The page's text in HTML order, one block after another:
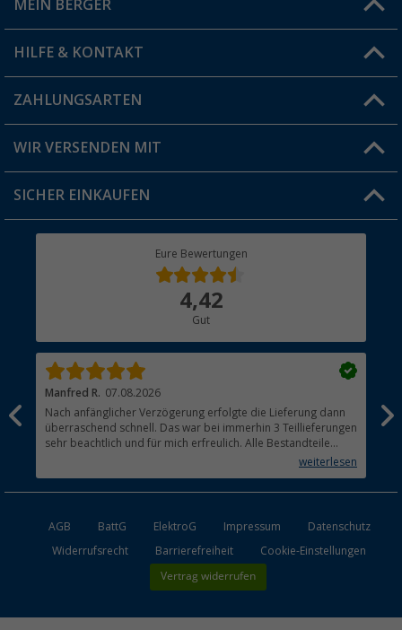
Filiale finden
MEIN BERGER
Vorteilskarte
Blog
Jobs & Karriere
HILFE & KONTAKT
FAQ & Kontakt
Versandinformationen
Rücksendung
ZAHLUNGSARTEN
WIR VERSENDEN MIT
SICHER EINKAUFEN
Eure Bewertungen
4,42
Gut
Manfred R. 07.08.2026
Nach anfänglicher Verzögerung erfolgte die Lieferung dann
überraschend schnell. Das war bei immerhin 3 Teillieferungen
sehr beachtlich und für mich erfreulich. Alle Bestandteile
waren gut verpackt und in Ordnung. Das Gerät (Gasgrill)weiterlesen
AGB BattG ElektroG Impressum
Datenschutz
Widerrufsrecht
Barrierefreiheit Cookie-Einstellungen
Vertrag widerrufen